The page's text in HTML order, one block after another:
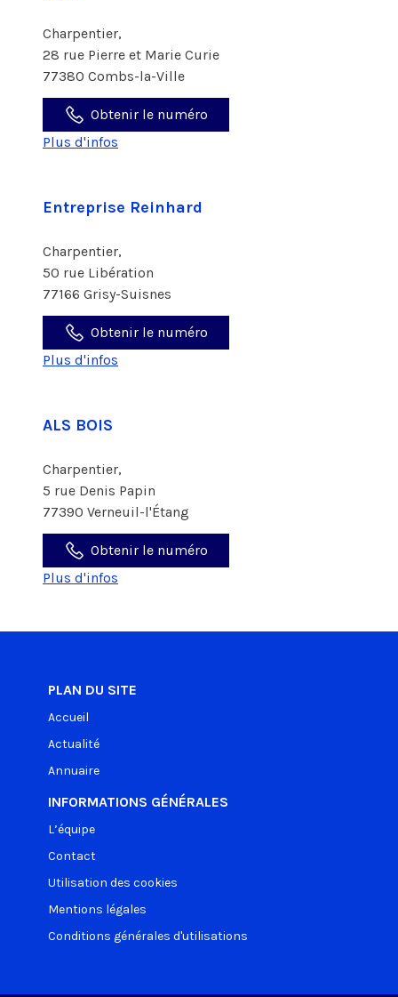
Charpentier,
28 rue Pierre et Marie Curie
77380 Combs-la-Ville
Obtenir le numéro
Plus d'infos
Entreprise Reinhard
Charpentier,
50 rue Libération
77166 Grisy-Suisnes
Obtenir le numéro
Plus d'infos
ALS BOIS
Charpentier,
5 rue Denis Papin
77390 Verneuil-l'Étang
Obtenir le numéro
Plus d'infos
PLAN DU SITE
Accueil
Actualité
Annuaire
INFORMATIONS GÉNÉRALES
L’équipe
Contact
Utilisation des cookies
Mentions légales
Conditions générales d'utilisations